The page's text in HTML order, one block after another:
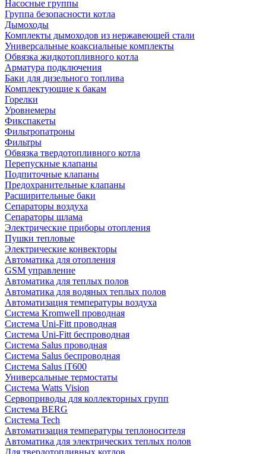
Насосные группы
Группа безопасности котла
Дымоходы
Комплекты дымоходов из нержавеющей стали
Универсальные коаксиальные комплекты
Обвязка жидкотопливного котла
Арматура подключения
Баки для дизельного топлива
Комплектующие к бакам
Горелки
Уровнемеры
Фикспакеты
Фильтропатроны
Фильтры
Обвязка твердотопливного котла
Перепускные клапаны
Подпиточные клапаны
Предохранительные клапаны
Расширительные баки
Сепараторы воздуха
Сепараторы шлама
Электрические приборы отопления
Пушки тепловые
Электрические конвекторы
Автоматика для отопления
GSM управление
Автоматика для теплых полов
Автоматика для водяных теплых полов
Автоматизация температуры воздуха
Система Kromwell проводная
Система Uni-Fitt проводная
Система Uni-Fitt беспроводная
Система Salus проводная
Система Salus беспроводная
Система Salus iT600
Универсальные термостаты
Система Watts Vision
Сервоприводы для коллекторных групп
Система BERG
Система Tech
Автоматизация температуры теплоносителя
Автоматика для электрических теплых полов
Для твердотопливных котлов